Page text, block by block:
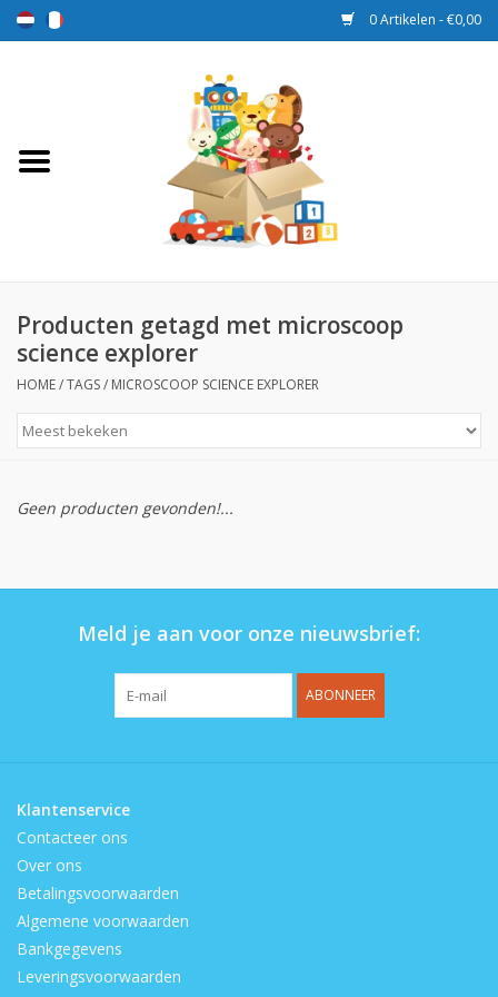
0 Artikelen - €0,00
Speelgoed
Beloningsdozen
Nieuw
Producten getagd met microscoop
science explorer
HOME/TAGS/ MICROSCOOP SCIENCE EXPLORER
Geen producten gevonden!...
Meld je aan voor onze nieuwsbrief:
ABONNEER
Klantenservice
Contacteer ons
Over ons
Betalingsvoorwaarden
Algemene voorwaarden
Bankgegevens
Leveringsvoorwaarden